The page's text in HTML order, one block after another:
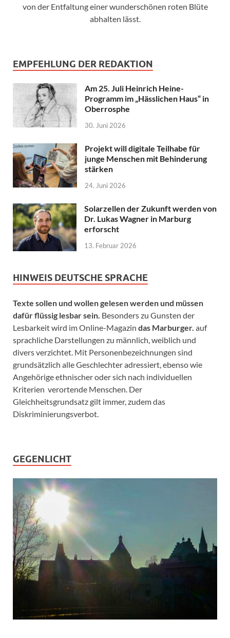
von der Entfaltung einer wunderschönen roten Blüte
abhalten lässt.
EMPFEHLUNG DER REDAKTION
Am 25. Juli Heinrich Heine-
Programm im „Hässlichen Haus“ in
Oberrosphe
30. Juni 2026
Projekt will digitale Teilhabe für
junge Menschen mit Behinderung
stärken
24. Juni 2026
Solarzellen der Zukunft werden von
Dr. Lukas Wagner in Marburg
erforscht
13. Februar 2026
HINWEIS DEUTSCHE SPRACHE
Texte sollen und wollen gelesen werden und müssen
dafür flüssig lesbar sein. Besonders zu Gunsten der
Lesbarkeit wird im Online-Magazin das Marburger. auf
sprachliche Darstellungen zu männlich, weiblich und
divers verzichtet. Mit Personenbezeichnungen sind
grundsätzlich alle Geschlechter adressiert, ebenso wie
Angehörige ethnischer oder sich nach individuellen
Kriterien verortende Menschen. Der
Gleichheitsgrundsatz gilt immer, zudem das
Diskriminierungsverbot.
GEGENLICHT